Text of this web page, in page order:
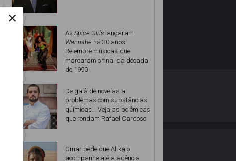
×
As Spice Girls lançaram
Wannabe há 30 anos!
Relembre músicas que
marcaram o final da década
de 1990
De galã de novelas a
problemas com substâncias
químicas... Veja as polêmicas
que rondam Rafael Cardoso
Omar pede que Alika o
acompanhe até a agência
NO ESTRELANDO
Desenvolvido por